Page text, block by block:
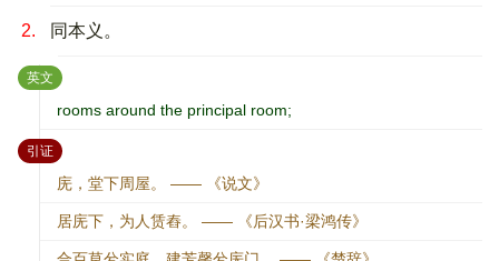
2. 同本义。
英文 ：
rooms around the principal room;
引证：
庑，堂下周屋。 —— 《说文》
居庑下，为人赁舂。 —— 《后汉书·梁鸿传》